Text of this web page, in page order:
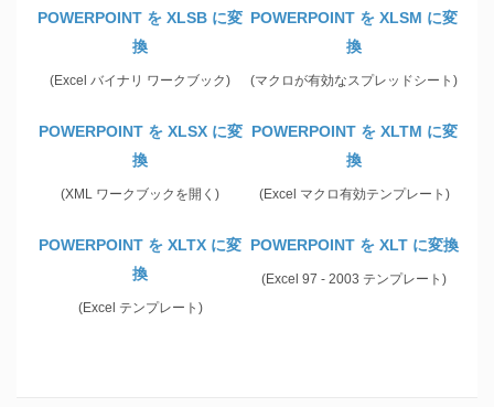
POWERPOINT を XLSB に変
換
(Excel バイナリ ワークブック)
POWERPOINT を XLSM に変
換
(マクロが有効なスプレッドシート)
POWERPOINT を XLSX に変
換
(XML ワークブックを開く)
POWERPOINT を XLTM に変
換
(Excel マクロ有効テンプレート)
POWERPOINT を XLTX に変
換
(Excel テンプレート)
POWERPOINT を XLT に変換
(Excel 97 - 2003 テンプレート)